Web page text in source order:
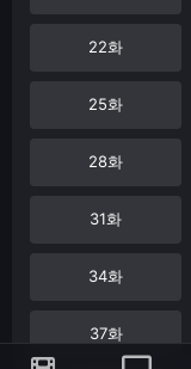
22화
25화
28화
31화
34화
37화